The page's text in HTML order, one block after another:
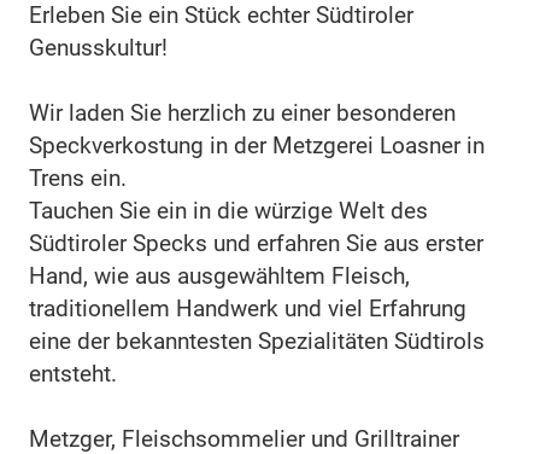
Erleben Sie ein Stück echter Südtiroler
Genusskultur!
Wir laden Sie herzlich zu einer besonderen
Speckverkostung in der Metzgerei Loasner in
Trens ein.
Tauchen Sie ein in die würzige Welt des
Südtiroler Specks und erfahren Sie aus erster
Hand, wie aus ausgewähltem Fleisch,
traditionellem Handwerk und viel Erfahrung
eine der bekanntesten Spezialitäten Südtirols
entsteht.
Metzger, Fleischsommelier und Grilltrainer